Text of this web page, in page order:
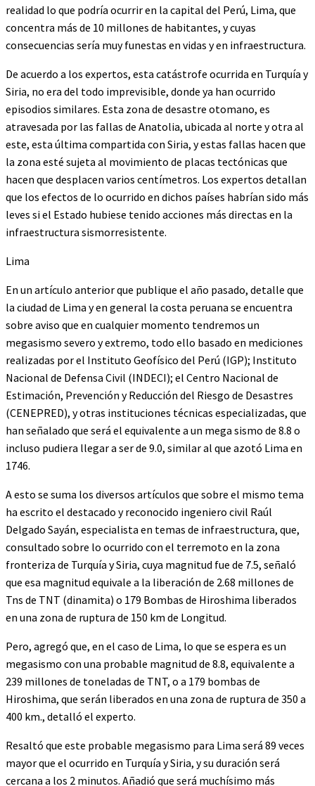
realidad lo que podría ocurrir en la capital del Perú, Lima, que
concentra más de 10 millones de habitantes, y cuyas
consecuencias sería muy funestas en vidas y en infraestructura.
De acuerdo a los expertos, esta catástrofe ocurrida en Turquía y
Siria, no era del todo imprevisible, donde ya han ocurrido
episodios similares. Esta zona de desastre otomano, es
atravesada por las fallas de Anatolia, ubicada al norte y otra al
este, esta última compartida con Siria, y estas fallas hacen que
la zona esté sujeta al movimiento de placas tectónicas que
hacen que desplacen varios centímetros. Los expertos detallan
que los efectos de lo ocurrido en dichos países habrían sido más
leves si el Estado hubiese tenido acciones más directas en la
infraestructura sismorresistente.
Lima
En un artículo anterior que publique el año pasado, detalle que
la ciudad de Lima y en general la costa peruana se encuentra
sobre aviso que en cualquier momento tendremos un
megasismo severo y extremo, todo ello basado en mediciones
realizadas por el Instituto Geofísico del Perú (IGP); Instituto
Nacional de Defensa Civil (INDECI); el Centro Nacional de
Estimación, Prevención y Reducción del Riesgo de Desastres
(CENEPRED), y otras instituciones técnicas especializadas, que
han señalado que será el equivalente a un mega sismo de 8.8 o
incluso pudiera llegar a ser de 9.0, similar al que azotó Lima en
1746.
A esto se suma los diversos artículos que sobre el mismo tema
ha escrito el destacado y reconocido ingeniero civil Raúl
Delgado Sayán, especialista en temas de infraestructura, que,
consultado sobre lo ocurrido con el terremoto en la zona
fronteriza de Turquía y Siria, cuya magnitud fue de 7.5, señaló
que esa magnitud equivale a la liberación de 2.68 millones de
Tns de TNT (dinamita) o 179 Bombas de Hiroshima liberados
en una zona de ruptura de 150 km de Longitud.
Pero, agregó que, en el caso de Lima, lo que se espera es un
megasismo con una probable magnitud de 8.8, equivalente a
239 millones de toneladas de TNT, o a 179 bombas de
Hiroshima, que serán liberados en una zona de ruptura de 350 a
400 km., detalló el experto.
Resaltó que este probable megasismo para Lima será 89 veces
mayor que el ocurrido en Turquía y Siria, y su duración será
cercana a los 2 minutos. Añadió que será muchísimo más